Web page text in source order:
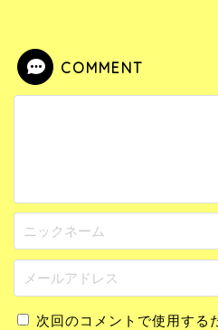
COMMENT
次回のコメントで使用する